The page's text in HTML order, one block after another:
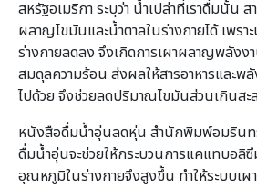
สหรัฐอเมริกา ระบุว่า น้ำเปล่าที่เราดื่มนั้น ส
ผลาญไขมันและน้ำตาลในร่างกายได้ เพร
ร่างกายลดลง จึงเกิดการเผาผลาญพลังง
สมดุลความร้อน ส่งผลให้สารอาหารและพ
ไปด้วย จึงช่วยลดปริมาณไขมันส่วนเกินสะ
หนังสือดื่มน้ำอุ่นลดหุ่น สำนักพิมพ์อมรินท
ดื่มน้ำอุ่นจะช่วยให้กระบวนการแคแทบอลิ
อุณหภูมิในร่างกายจึงสูงขึ้น ทำให้ระบบเ